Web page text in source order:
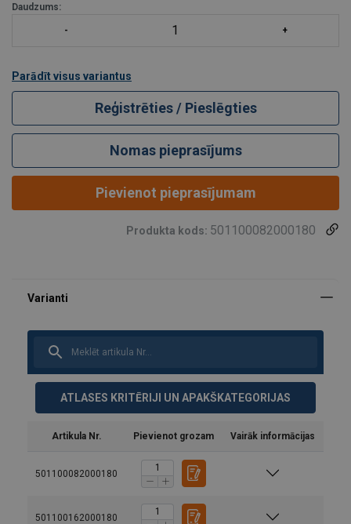
Daudzums:
Parādīt visus variantus
Reģistrēties / Pieslēgties
Nomas pieprasījums
Pievienot pieprasījumam
Produkta kods: 501100082000180
ATLASES KRITĒRIJI UN APAKŠKATEGORIJAS
Artikula Nr. Pievienot grozam Vairāk informācijas
501100082000180
501100162000180